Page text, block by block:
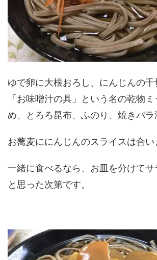
ゆで卵に大根おろし、にんじんの
「お味噌汁の具」という名の乾物
め、とろろ昆布、ふのり、焼きバラ
お蕎麦ににんじんのスライスは合い
一緒に食べるなら、お皿を分けてサ
と思った次第です。